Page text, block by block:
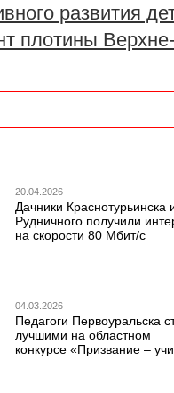
развития
плотины
20.04.2026
Дачники Краснотурьинска
Рудничного получили
на скорости 80 Мбит/с
04.03.2026
Педагоги Первоуральска
лучшими на областном
конкурсе «Призвание –